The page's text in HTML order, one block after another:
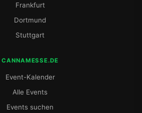
Frankfurt
Dortmund
Stuttgart
CANNAMESSE.DE
Event-Kalender
Alle Events
Events suchen